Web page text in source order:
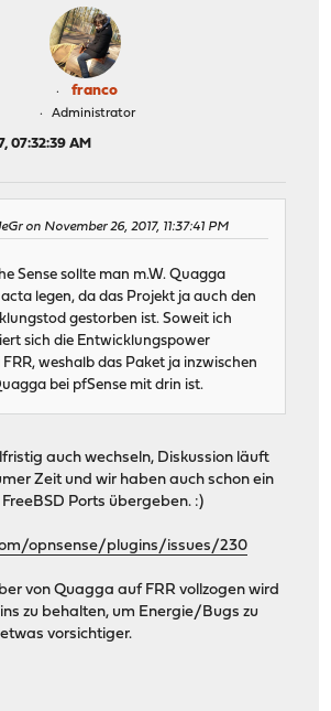
franco
Administrator
07:32:39 AM
on November 26, 2017, 11:37:41 PM
Sense sollte man m.W. Quagga
legen, da das Projekt ja auch den
gestorben ist. Soweit ich
sich die Entwicklungspower
weshalb das Paket ja inzwischen
bei pfSense mit drin ist.
auch wechseln, Diskussion läuft
Zeit und wir haben auch schon ein
Ports übergeben. :)
opnsense/plugins/issues/230
von Quagga auf FRR vollzogen wird
zu behalten, um Energie/Bugs zu
vorsichtiger.